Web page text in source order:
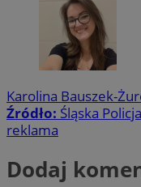
Karolina Bauszek-
Źródło: Śląska
reklama
Dodaj